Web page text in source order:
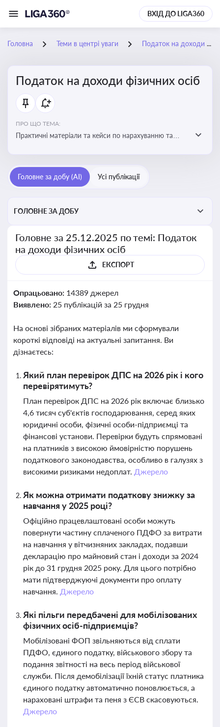
ВХІД ДО LIGA360
Головна Теми в центрі уваги Податок на доходи фізичних осіб
Податок на доходи фізичних осіб
ПРО ЩО ТЕМА:
Практичні матеріали та кейси по нарахуванню та
Головне за добу (AI) Усі публікації
ГОЛОВНЕ ЗА ДОБУ
Головне за 25.12.2025 по темі: Податок
на доходи фізичних осіб
ЕКСПОРТ
Опрацьовано: 14389 джерел
Виявлено: 25 публікацій за 25 грудня
На основі зібраних матеріалів ми сформували
короткі відповіді на актуальні запитання. Ви
дізнаєтесь:
Який план перевірок ДПС на 2026 рік і кого
перевірятимуть?
План перевірок ДПС на 2026 рік включає близько
4,6 тисяч суб'єктів господарювання, серед яких
юридичні особи, фізичні особи-підприємці та
фінансові установи. Перевірки будуть спрямовані
на платників з високою ймовірністю порушень
податкового законодавства, особливо в галузях з
високими ризиками недоплат. Джерело
Як можна отримати податкову знижку за
навчання у 2025 році?
Офіційно працевлаштовані особи можуть
повернути частину сплаченого ПДФО за витрати
на навчання у вітчизняних закладах, подавши
декларацію про майновий стан і доходи за 2024
рік до 31 грудня 2025 року. Для цього потрібно
мати підтверджуючі документи про оплату
навчання. Джерело
Які пільги передбачені для мобілізованих
фізичних осіб-підприємців?
Мобілізовані ФОП звільняються від сплати
ПДФО, єдиного податку, військового збору та
подання звітності на весь період військової
служби. Після демобілізації їхній статус платника
єдиного податку автоматично поновлюється, а
нараховані штрафи та пеня з ЄСВ скасовуються.
Джерело